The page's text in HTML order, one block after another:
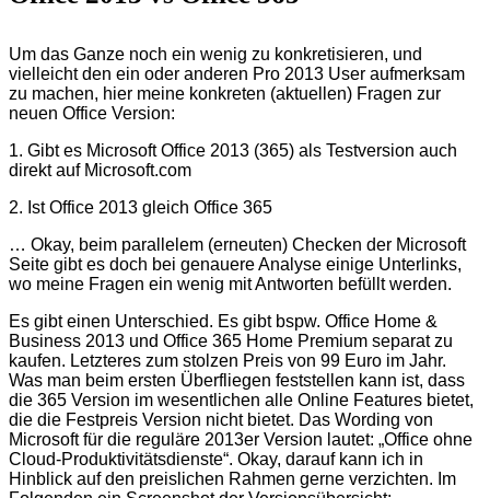
Um das Ganze noch ein wenig zu konkretisieren, und
vielleicht den ein oder anderen Pro 2013 User aufmerksam
zu machen, hier meine konkreten (aktuellen) Fragen zur
neuen Office Version:
1. Gibt es Microsoft Office 2013 (365) als Testversion auch
direkt auf Microsoft.com
2. Ist Office 2013 gleich Office 365
… Okay, beim parallelem (erneuten) Checken der Microsoft
Seite gibt es doch bei genauere Analyse einige Unterlinks,
wo meine Fragen ein wenig mit Antworten befüllt werden.
Es gibt einen Unterschied. Es gibt bspw. Office Home &
Business 2013 und Office 365 Home Premium separat zu
kaufen. Letzteres zum stolzen Preis von 99 Euro im Jahr.
Was man beim ersten Überfliegen feststellen kann ist, dass
die 365 Version im wesentlichen alle Online Features bietet,
die die Festpreis Version nicht bietet. Das Wording von
Microsoft für die reguläre 2013er Version lautet: „Office ohne
Cloud-Produktivitätsdienste“. Okay, darauf kann ich in
Hinblick auf den preislichen Rahmen gerne verzichten. Im